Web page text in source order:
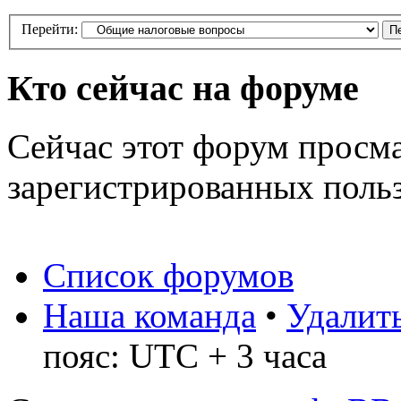
Перейти:
Кто сейчас на форуме
Сейчас этот форум
зарегистрированных
Список форумов
Наша команда •
пояс: UTC + 3 часа